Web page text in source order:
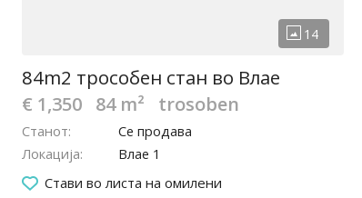
84m2 трособен стан во Влае
€ 1,350 84 m² trosoben
Станот
Се продава
Локација
Влае 1
Стави во листа на омилени